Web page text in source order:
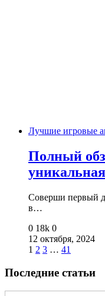
Лучшие игровые
Полный
Соверши первый
в…
0 18k 0
12 октября, 2024
1 2 3 … 41
Последние статьи